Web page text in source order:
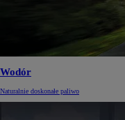
Wodór
Naturalnie doskonałe paliwo